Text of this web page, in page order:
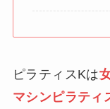
ピラティスKは
マシンピラティ